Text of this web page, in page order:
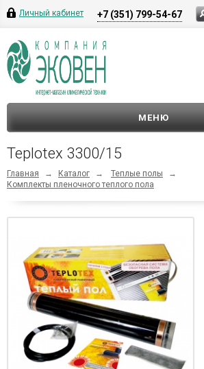
Личный кабинет +7 (351) 799-54-67
МЕНЮ
Teplotex 3300/15
Главная → Каталог → Теплые полы
→
Комплекты пленочного теплого пола